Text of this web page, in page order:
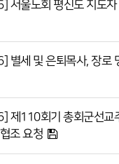
서울노회 평신도 지도자
별세 및 은퇴목사, 장로
제110회기 총회군선교
조 요청